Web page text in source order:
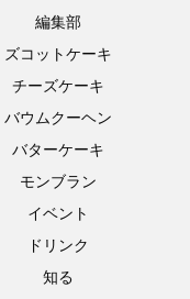
編集部
ズコットケーキ
チーズケーキ
バウムクーヘン
バターケーキ
モンブラン
イベント
ドリンク
知る